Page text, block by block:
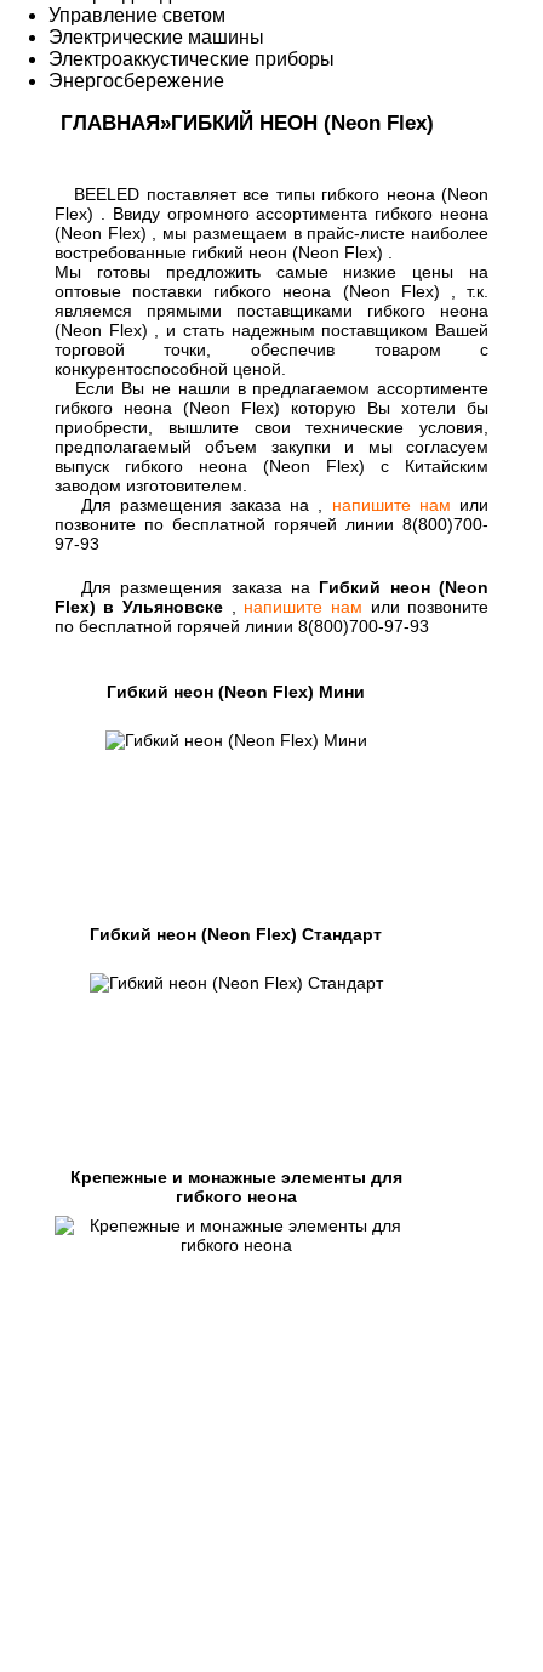
Управление светом
Электрические машины
Электроаккустические приборы
Энергосбережение
ГЛАВНАЯ»ГИБКИЙ НЕОН (Neon Flex)
BEELED поставляет все типы гибкого неона (Neon
Flex) . Ввиду огромного ассортимента гибкого неона
(Neon Flex) , мы размещаем в прайс-листе наиболее
востребованные гибкий неон (Neon Flex) .
Мы готовы предложить самые низкие цены на
оптовые поставки гибкого неона (Neon Flex) , т.к.
являемся прямыми поставщиками гибкого неона
(Neon Flex) , и стать надежным поставщиком Вашей
торговой точки, обеспечив товаром с
конкурентоспособной ценой.
Если Вы не нашли в предлагаемом ассортименте
гибкого неона (Neon Flex) которую Вы хотели бы
приобрести, вышлите свои технические условия,
предполагаемый объем закупки и мы согласуем
выпуск гибкого неона (Neon Flex) с Китайским
заводом изготовителем.
Для размещения заказа на
напишите нам или
позвоните по бесплатной горячей линии 8(800)700-
97-93
Для размещения заказа на Гибкий неон (Neon
Flex) в Ульяновске
напишите нам или позвоните
по бесплатной горячей линии 8(800)700-97-93
Гибкий неон (Neon Flex) Мини
Гибкий неон (Neon Flex) Стандарт
Крепежные и монажные элементы для
гибкого неона